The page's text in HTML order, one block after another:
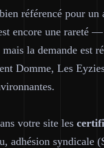
référencé pour un
encore une rareté
la demande est
Domme, Les
votre site les
adhésion syndicale